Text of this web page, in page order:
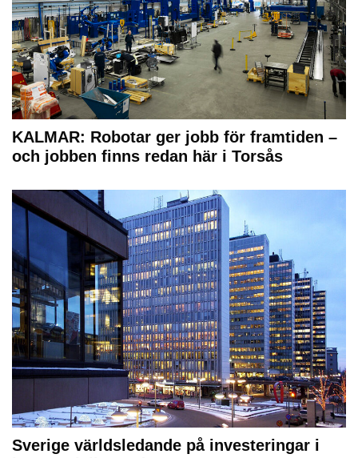
KALMAR: Robotar ger jobb för framtiden –
och jobben finns redan här i Torsås
Sverige världsledande på investeringar i